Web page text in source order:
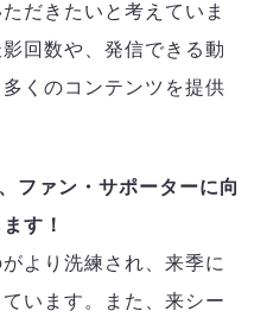
だきたいと考えていま
回数や、発信できる動
くのコンテンツを提供
ファン・サポーターに向
す！
より洗練され、来季に
います。また、来シー